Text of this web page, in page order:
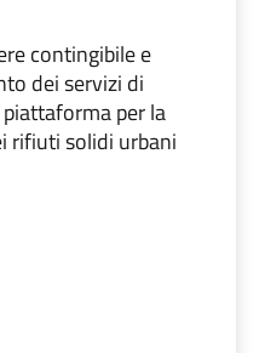
contingibile e
dei servizi di
per la
rifiuti solidi urbani